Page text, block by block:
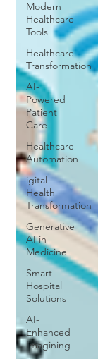
Modern
Healthcare
Tools
Healthcare
Transformation
AI-
Powered
Patient
Care
Healthcare
Automation
igital
Health
Transformation
Generative
AI in
Medicine
Smart
Hospital
Solutions
AI-
Enhanced
Imagining